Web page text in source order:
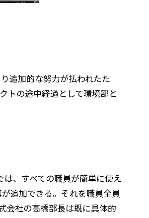
追加的な努力が払われたた
トの途中経過として環境部と
、すべての職員が簡単に使え
追加できる。それを職員全員
会社の高橋部長は既に具体的